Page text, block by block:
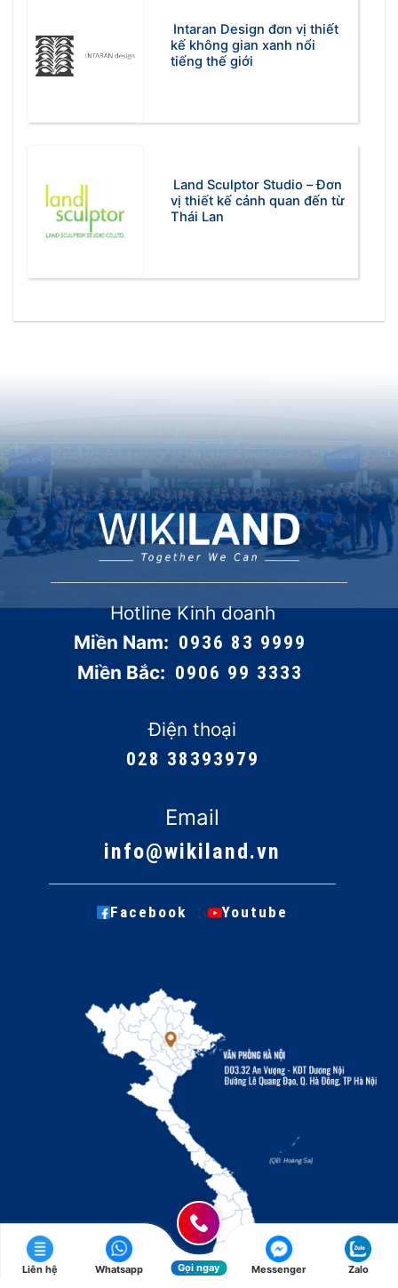
Intaran Design đơn vị thiết
kế không gian xanh nổi
tiếng thế giới
Land Sculptor Studio – Đơn
vị thiết kế cảnh quan đến từ
Thái Lan
Hotline Kinh doanh
Miền Nam: 0936 83 9999
Miền Bắc: 0906 99 3333
Điện thoại
028 38393979
Email
info@wikiland.vn
Facebook · Youtube
Liên hệ Whatsapp Gọi ngay Messenger Zalo